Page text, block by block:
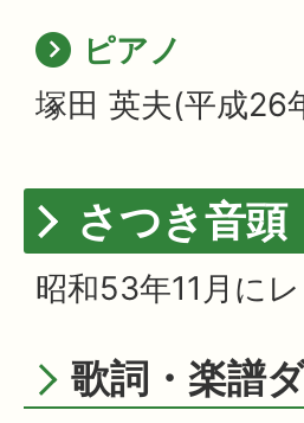
ピアノ
塚田 英夫(平成26
さつき音頭
昭和53年11月に
歌詞・楽譜